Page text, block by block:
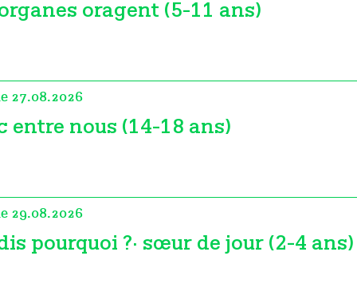
oragent (5-11 ans)
27.08.2026
entre nous (14-18 ans)
29.08.2026
pourquoi ?· sœur de jour (2-4 ans)